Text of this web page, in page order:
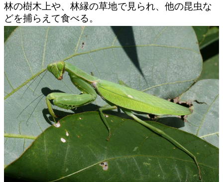
林の樹木上や、林縁の草地で見られ、他の昆虫な
どを捕らえて食べる。